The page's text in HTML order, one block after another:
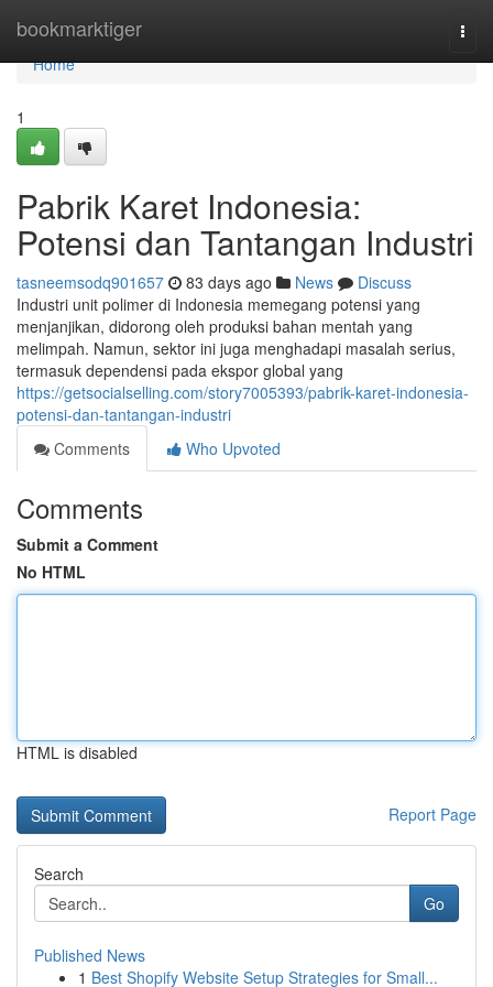
bookmarktiger
Home
Home
1
Pabrik Karet Indonesia:
Potensi dan Tantangan Industri
tasneemsodq901657 83 days ago News
Discuss
Industri unit polimer di Indonesia memegang potensi yang
menjanjikan, didorong oleh produksi bahan mentah yang
melimpah. Namun, sektor ini juga menghadapi masalah serius,
termasuk dependensi pada ekspor global yang
https://getsocialselling.com/story7005393/pabrik-karet-indonesia-
potensi-dan-tantangan-industri
Comments
Who Upvoted
Comments
Submit a Comment
No HTML
HTML is disabled
Report Page
Search
Go
Published News
1 Best Shopify Website Setup Strategies for Small...